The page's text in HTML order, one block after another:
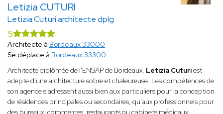
Letizia CUTURI
Letizia Cuturi architecte dplg
5
Architecte à Bordeaux 33000
Se déplace à Bordeaux 33300
Architecte diplômée de l'ENSAP de Bordeaux, Letizia Cuturiest
adepte d'une architecture sobre et chaleureuse. Les compétences de
son agence s'adressent aussi bien aux particuliers pour la conception
de résidences principales ou secondaires, qu'aux professionnels pour
des bureaux, commerces, restaurants ou cabinets médicaux.